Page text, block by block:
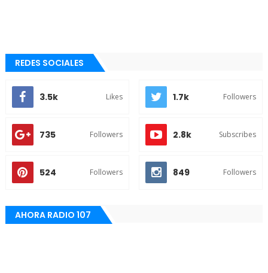
REDES SOCIALES
3.5k Likes 1.7k Followers
735 Followers 2.8k Subscribes
524 Followers 849 Followers
AHORA RADIO 107